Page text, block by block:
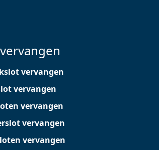
vervangen
vervangen
vervangen
vervangen
vervangen